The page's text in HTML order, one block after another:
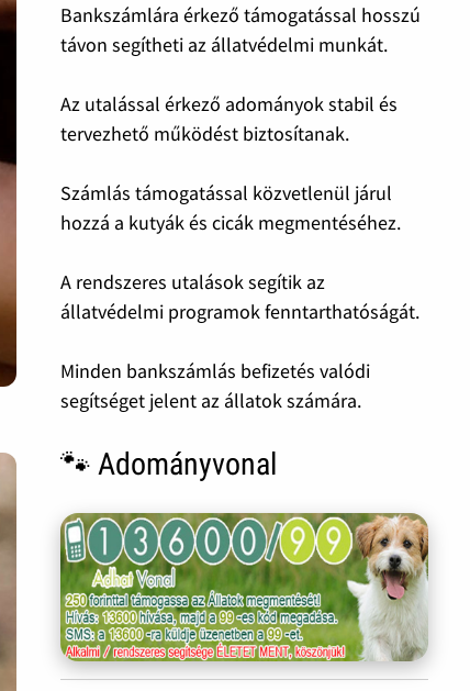
Bankszámlára érkező támogatással hosszú
távon segítheti az állatvédelmi munkát.
Az utalással érkező adományok stabil és
tervezhető működést biztosítanak.
Számlás támogatással közvetlenül járul
hozzá a kutyák és cicák megmentéséhez.
A rendszeres utalások segítik az
állatvédelmi programok fenntarthatóságát.
Minden bankszámlás befizetés valódi
segítséget jelent az állatok számára.
🐾 Adományvonal